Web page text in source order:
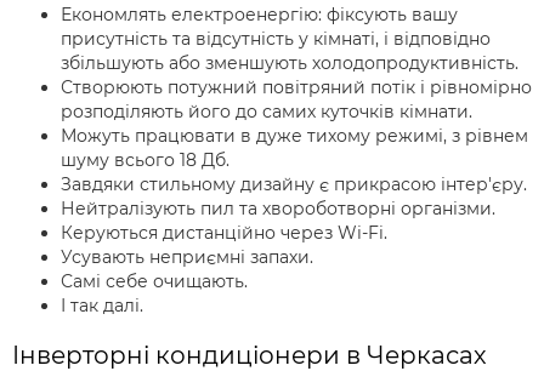
Економлять електроенергію: фіксують вашу
присутність та відсутність у кімнаті, і відповідно
збільшують або зменшують холодопродуктивність.
Створюють потужний повітряний потік і рівномірно
розподіляють його до самих куточків кімнати.
Можуть працювати в дуже тихому режимі, з рівнем
шуму всього 18 Дб.
Завдяки стильному дизайну є прикрасою інтер'єру.
Нейтралізують пил та хвороботворні організми.
Керуються дистанційно через Wi-Fi.
Усувають неприємні запахи.
Самі себе очищають.
І так далі.
Інверторні кондиціонери в Черкасах